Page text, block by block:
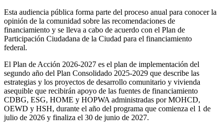
Esta audiencia pública forma parte del proceso anual para conocer la
opinión de la comunidad sobre las recomendaciones de
financiamiento y se lleva a cabo de acuerdo con el Plan de
Participación Ciudadana de la Ciudad para el financiamiento
federal.
El Plan de Acción 2026-2027 es el plan de implementación del
segundo año del Plan Consolidado 2025-2029 que describe las
estrategias y los proyectos de desarrollo comunitario y vivienda
asequible que recibirán apoyo de las fuentes de financiamiento
CDBG, ESG, HOME y HOPWA administradas por MOHCD,
OEWD y HSH, durante el año del programa que comienza el 1 de
julio de 2026 y finaliza el 30 de junio de 2027.